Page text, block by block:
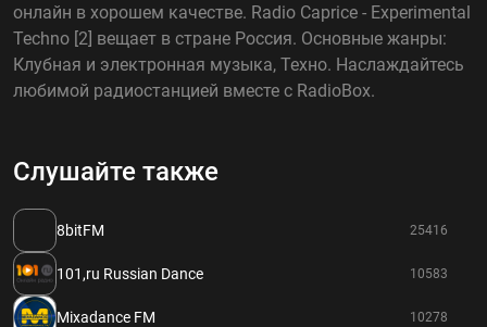
онлайн в хорошем качестве. Radio Caprice - Experimental
Techno [2] вещает в стране Россия. Основные жанры:
Клубная и электронная музыка, Техно. Наслаждайтесь
любимой радиостанцией вместе с RadioBox.
Слушайте также
8bitFM 25416
101,ru Russian Dance 10583
Mixadance FM 10278